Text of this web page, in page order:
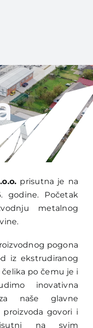
prisutna je na
godine. Početak
metalnog
pogona
iz ekstrudiranog
po čemu je i
inovativna
naše glavne
govori i
na svim